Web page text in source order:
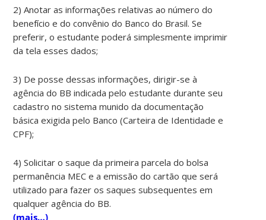
2) Anotar as informações relativas ao número do
benefício e do convênio do Banco do Brasil. Se
preferir, o estudante poderá simplesmente imprimir
da tela esses dados;
3) De posse dessas informações, dirigir-se à
agência do BB indicada pelo estudante durante seu
cadastro no sistema munido da documentação
básica exigida pelo Banco (Carteira de Identidade e
CPF);
4) Solicitar o saque da primeira parcela do bolsa
permanência MEC e a emissão do cartão que será
utilizado para fazer os saques subsequentes em
qualquer agência do BB.
(mais…)